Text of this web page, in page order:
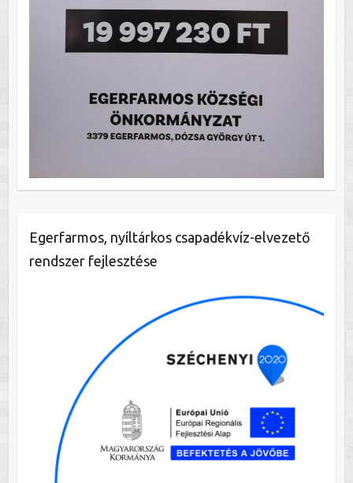
Egerfarmos, nyíltárkos csapadékvíz-elvezető
rendszer fejlesztése